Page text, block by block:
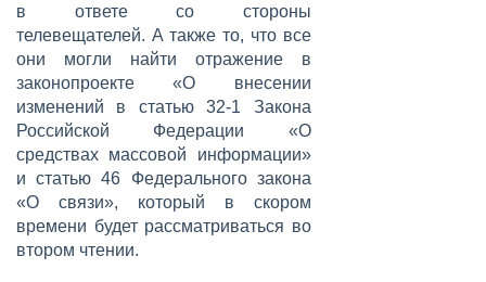
в ответе со стороны
телевещателей. А также то, что все
они могли найти отражение в
законопроекте «О внесении
изменений в статью 32-1 Закона
Российской Федерации «О
средствах массовой информации»
и статью 46 Федерального закона
«О связи», который в скором
времени будет рассматриваться во
втором чтении.